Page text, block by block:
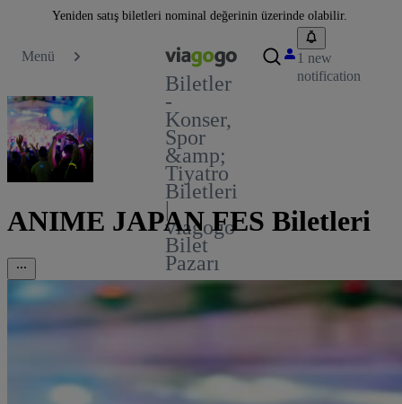
Yeniden satış biletleri nominal değerinin üzerinde olabilir.
Menü
Biletler
-
Konser,
Spor
&amp;
Tiyatro
Biletleri
|
viagogo
Bilet
Pazarı
1 new
notification
ANIME JAPAN FES Biletleri